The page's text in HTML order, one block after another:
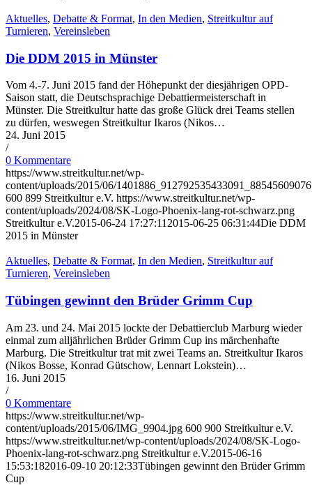
Aktuelles, Debatte & Format, In den Medien, Streitkultur auf
Turnieren, Vereinsleben
Die DDM 2015 in Münster
Vom 4.-7. Juni 2015 fand der Höhepunkt der diesjährigen OPD-
Saison statt, die Deutschsprachige Debattiermeisterschaft in
Münster. Die Streitkultur hatte das große Glück drei Teams stellen
zu dürfen, weswegen Streitkultur Ikaros (Nikos…
24. Juni 2015
/
0 Kommentare
https://www.streitkultur.net/wp-
content/uploads/2015/06/
600 899 Streitkultur e.V. https://www.streitkultur.net/wp-
content/uploads/2024/08/SK-Logo-Phoenix-lang-rot-schwarz.png
Streitkultur e.V.2015-06-24 17:27:11 2015-06-25 06:31:44Die DDM
2015 in Münster
Aktuelles, Debatte & Format, In den Medien, Streitkultur auf
Turnieren, Vereinsleben
Tübingen gewinnt den Brüder Grimm Cup
Am 23. und 24. Mai 2015 lockte der Debattierclub Marburg wieder
einmal zum alljährlichen Brüder Grimm Cup ins märchenhafte
Marburg. Die Streitkultur trat mit zwei Teams an. Streitkultur Ikaros
(Nikos Bosse, Konrad Gütschow, Lennart Lokstein)…
16. Juni 2015
/
0 Kommentare
https://www.streitkultur.net/wp-
content/uploads/2015/06/IMG_9904.jpg 600 900 Streitkultur e.V.
https://www.streitkultur.net/wp-content/uploads/2024/08/SK-Logo-
Phoenix-lang-rot-schwarz.png Streitkultur e.V.2015-06-16
15:53:182016-09-10 20:12:33Tübingen gewinnt den Brüder Grimm
Cup